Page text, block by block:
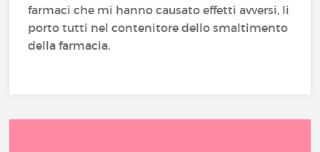
farmaci che mi hanno causato effetti avversi, li
porto tutti nel contenitore dello smaltimento
della farmacia.